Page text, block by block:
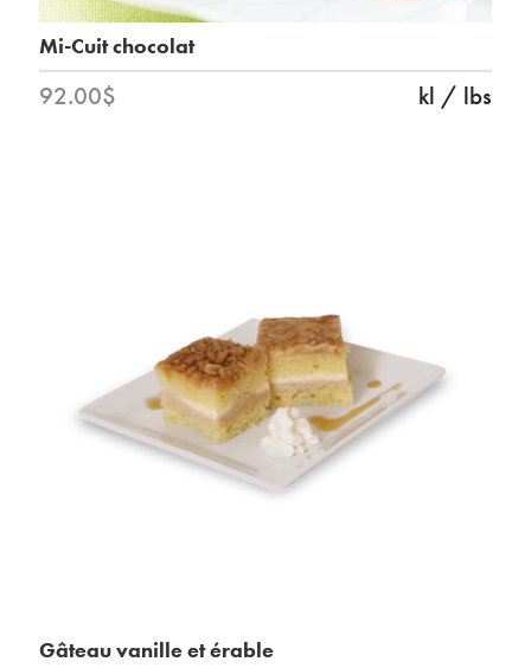
Mi-Cuit chocolat
92.00$ kl / lbs
Gâteau vanille et érable